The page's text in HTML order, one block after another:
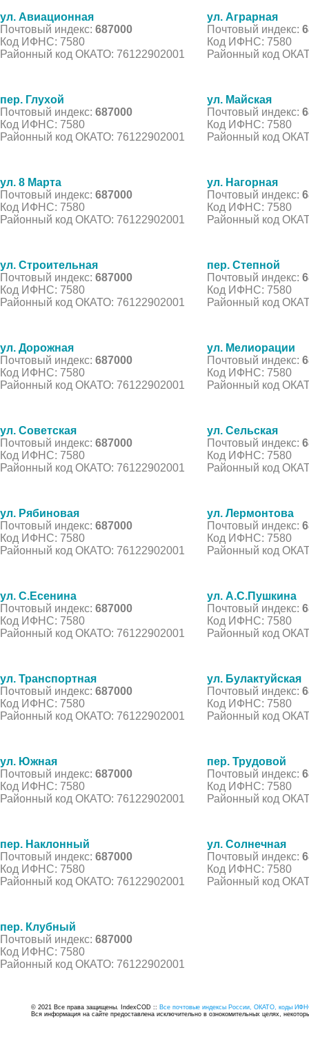
ул. Авиационная
Почтовый индекс: 687000
Код ИФНС: 7580
Районный код ОКАТО: 76122902001
ул. Аграрная
Почтовый индекс:
Код ИФНС: 7580
Районный код
пер. Глухой
Почтовый индекс: 687000
Код ИФНС: 7580
Районный код ОКАТО: 76122902001
ул. Майская
Почтовый индекс:
Код ИФНС: 7580
Районный код
ул. 8 Марта
Почтовый индекс: 687000
Код ИФНС: 7580
Районный код ОКАТО: 76122902001
ул. Нагорная
Почтовый индекс:
Код ИФНС: 7580
Районный код
ул. Строительная
Почтовый индекс: 687000
Код ИФНС: 7580
Районный код ОКАТО: 76122902001
пер. Степной
Почтовый индекс:
Код ИФНС: 7580
Районный код
ул. Дорожная
Почтовый индекс: 687000
Код ИФНС: 7580
Районный код ОКАТО: 76122902001
ул. Мелиорации
Почтовый индекс:
Код ИФНС: 7580
Районный код
ул. Советская
Почтовый индекс: 687000
Код ИФНС: 7580
Районный код ОКАТО: 76122902001
ул. Сельская
Почтовый индекс:
Код ИФНС: 7580
Районный код
ул. Рябиновая
Почтовый индекс: 687000
Код ИФНС: 7580
Районный код ОКАТО: 76122902001
ул. Лермонтова
Почтовый индекс:
Код ИФНС: 7580
Районный код
ул. С.Есенина
Почтовый индекс: 687000
Код ИФНС: 7580
Районный код ОКАТО: 76122902001
ул. А.С.Пушкина
Почтовый индекс:
Код ИФНС: 7580
Районный код
ул. Транспортная
Почтовый индекс: 687000
Код ИФНС: 7580
Районный код ОКАТО: 76122902001
ул. Булактуйская
Почтовый индекс:
Код ИФНС: 7580
Районный код
ул. Южная
Почтовый индекс: 687000
Код ИФНС: 7580
Районный код ОКАТО: 76122902001
пер. Трудовой
Почтовый индекс:
Код ИФНС: 7580
Районный код
пер. Наклонный
Почтовый индекс: 687000
Код ИФНС: 7580
Районный код ОКАТО: 76122902001
ул. Солнечная
Почтовый индекс:
Код ИФНС: 7580
Районный код
пер. Клубный
Почтовый индекс: 687000
Код ИФНС: 7580
Районный код ОКАТО: 76122902001
© 2021 Все права защищены. IndexCOD :: Все почтовые индексы России, ОКАТО, коды
Вся информация на сайте предоставлена исключительно в ознокомительных целях,